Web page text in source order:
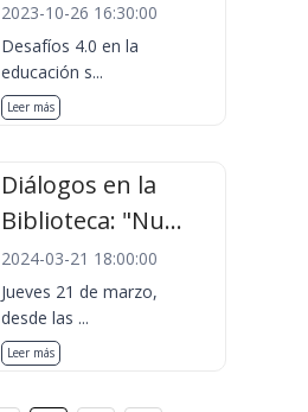
2023-10-26 16:30:00
Desafíos 4.0 en la
educación s...
Leer más
Diálogos en la
Biblioteca: "Nu...
2024-03-21 18:00:00
Jueves 21 de marzo,
desde las ...
Leer más